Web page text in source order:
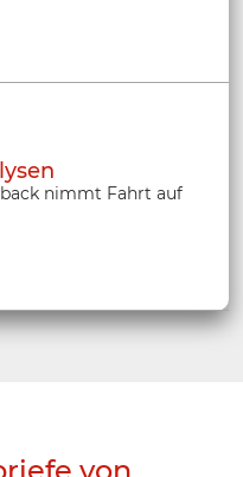
nimmt Fahrt auf